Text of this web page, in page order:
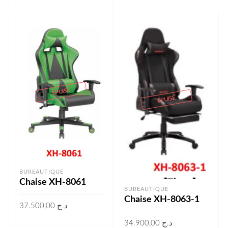
ÉPUISÉ
BUREAUTIQUE
Chaise XH-8061
د.ج 37.500,00
ÉPUISÉ
BUREAUTIQUE
Chaise XH-8063-1
د.ج